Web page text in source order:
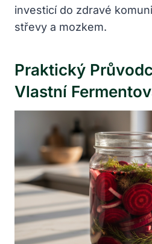
investicí do zdravé
střevy a mozkem.
Praktický
Vlastní